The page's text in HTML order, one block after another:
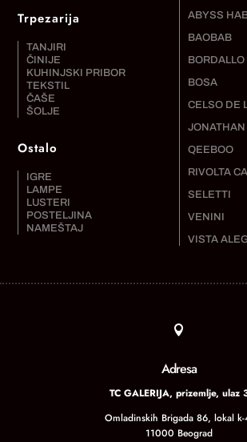
Trpezarija
TANJIRI
ČINIJE
KUHINJSKI PRIBOR
TEKSTIL
ČAŠE
ŠOLJE
Ostalo
IGRE
LAMPE
LUSTERI
POSTELJINA
NAMEŠTAJ
ABYSS
BAOBAB
BOSA
CELSO DE
QEEBOO
RIVOLTA
SELETTI
VENINI
VISTA

Adresa
TC GALERIJA, prizemlje, ulaz
Omladinskih Brigada 86, lokal
11000 Beograd